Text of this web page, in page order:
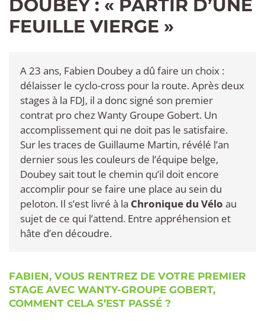
DOUBEY : « PARTIR D’UNE
FEUILLE VIERGE »
A 23 ans, Fabien Doubey a dû faire un choix :
délaisser le cyclo-cross pour la route. Après deux
stages à la FDJ, il a donc signé son premier
contrat pro chez Wanty Groupe Gobert. Un
accomplissement qui ne doit pas le satisfaire.
Sur les traces de Guillaume Martin, révélé l’an
dernier sous les couleurs de l’équipe belge,
Doubey sait tout le chemin qu’il doit encore
accomplir pour se faire une place au sein du
peloton. Il s’est livré à la Chronique du Vélo au
sujet de ce qui l’attend. Entre appréhension et
hâte d’en découdre.
FABIEN, VOUS RENTREZ DE VOTRE PREMIER
STAGE AVEC WANTY-GROUPE GOBERT,
COMMENT CELA S’EST PASSÉ ?